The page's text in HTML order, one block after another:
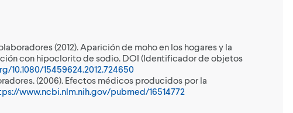
(2012). Aparición de moho en los hogares y la
con hipoclorito de sodio. DOI (Identificador de objetos
10.1080/15459624.2012.724650
(2006). Efectos médicos producidos por la
www.ncbi.nlm.nih.gov/pubmed/16514772